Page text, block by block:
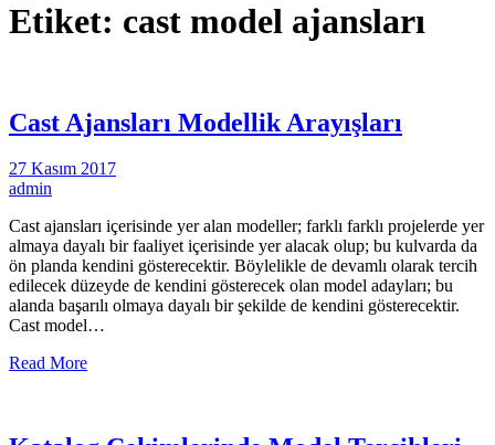
Etiket: cast model ajansları
Cast Ajansları Modellik Arayışları
27 Kasım 2017
admin
Cast ajansları içerisinde yer alan modeller; farklı farklı projelerde yer
almaya dayalı bir faaliyet içerisinde yer alacak olup; bu kulvarda da
ön planda kendini gösterecektir. Böylelikle de devamlı olarak tercih
edilecek düzeyde de kendini gösterecek olan model adayları; bu
alanda başarılı olmaya dayalı bir şekilde de kendini gösterecektir.
Cast model…
Read More